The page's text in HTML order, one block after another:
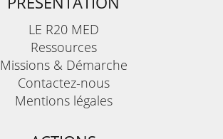
LE R20 MED
Ressources
Missions & Démarche
Contactez-nous
Mentions légales